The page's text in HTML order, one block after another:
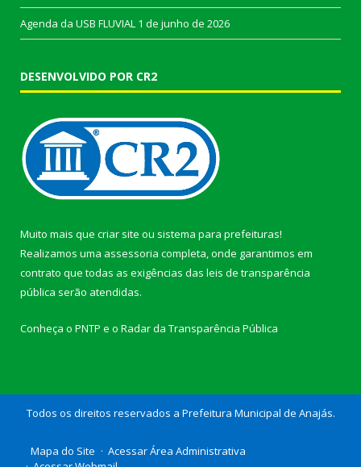
Agenda da USB FLUVIAL 1 de junho de 2026
DESENVOLVIDO POR CR2
Muito mais que criar site ou sistema para prefeituras!
Realizamos uma assessoria completa, onde garantimos em
contrato que todas as exigências das leis de transparência
pública serão atendidas.
Conheça o PNTP e o Radar da Transparência Pública
Todos os direitos reservados a Prefeitura Municipal de Anajás.
Mapa do Site
Acessar Área Administrativa